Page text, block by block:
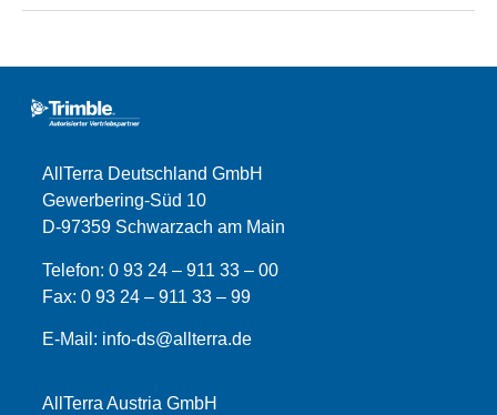
AllTerra Deutschland GmbH
Gewerbering-Süd 10
D-97359 Schwarzach am Main
Telefon:0 93 24 – 911 33 – 00
Fax:0 93 24 – 911 33 –99
E-Mail: info-ds@allterra.de
AllTerra Austria GmbH